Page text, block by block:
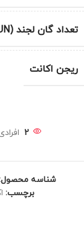
تعداد گان لجند (LEGENDARY GUN)
ریجن اکانت
2
شناسه محصول:
برچسب: